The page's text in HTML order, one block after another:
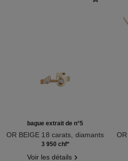
bague extrait de n°5
OR BEIGE 18 carats, diamants
Réf. J124003 950 chf*
Voir les détails